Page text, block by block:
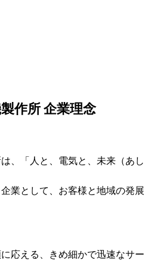
作所 企業理念
、「人と、電気と、未来（あし
業として、お客様と地域の発展
応える、きめ細かで迅速なサー